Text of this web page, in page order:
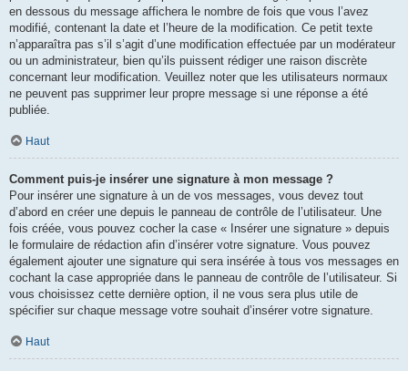
en dessous du message affichera le nombre de fois que vous l’avez
modifié, contenant la date et l’heure de la modification. Ce petit texte
n’apparaîtra pas s’il s’agit d’une modification effectuée par un modérateur
ou un administrateur, bien qu’ils puissent rédiger une raison discrète
concernant leur modification. Veuillez noter que les utilisateurs normaux
ne peuvent pas supprimer leur propre message si une réponse a été
publiée.
Haut
Comment puis-je insérer une signature à mon message ?
Pour insérer une signature à un de vos messages, vous devez tout
d’abord en créer une depuis le panneau de contrôle de l’utilisateur. Une
fois créée, vous pouvez cocher la case « Insérer une signature » depuis
le formulaire de rédaction afin d’insérer votre signature. Vous pouvez
également ajouter une signature qui sera insérée à tous vos messages en
cochant la case appropriée dans le panneau de contrôle de l’utilisateur. Si
vous choisissez cette dernière option, il ne vous sera plus utile de
spécifier sur chaque message votre souhait d’insérer votre signature.
Haut